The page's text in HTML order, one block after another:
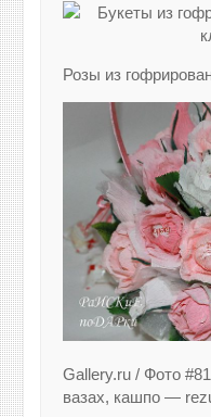
Розы из
Gallery.ru / Фото
вазах, кашпо —